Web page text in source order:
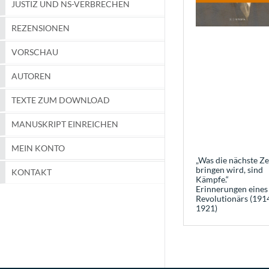
JUSTIZ UND NS-VERBRECHEN
REZENSIONEN
VORSCHAU
AUTOREN
TEXTE ZUM DOWNLOAD
MANUSKRIPT EINREICHEN
MEIN KONTO
KONTAKT
„Was die nächste
bringen wird, sind
Kämpfe.“
Erinnerungen eines
Revolutionärs
1921)